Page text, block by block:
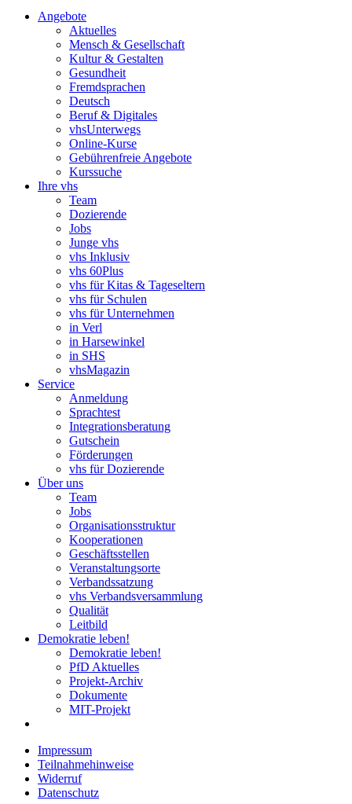
Angebote
Aktuelles
Mensch & Gesellschaft
Kultur & Gestalten
Gesundheit
Fremdsprachen
Deutsch
Beruf & Digitales
vhsUnterwegs
Online-Kurse
Gebührenfreie Angebote
Kurssuche
Ihre vhs
Team
Dozierende
Jobs
Junge vhs
vhs Inklusiv
vhs 60Plus
vhs für Kitas & Tageseltern
vhs für Schulen
vhs für Unternehmen
in Verl
in Harsewinkel
in SHS
vhsMagazin
Service
Anmeldung
Sprachtest
Integrationsberatung
Gutschein
Förderungen
vhs für Dozierende
Über uns
Team
Jobs
Organisationsstruktur
Kooperationen
Geschäftsstellen
Veranstaltungsorte
Verbandssatzung
vhs Verbandsversammlung
Qualität
Leitbild
Demokratie leben!
Demokratie leben!
PfD Aktuelles
Projekt-Archiv
Dokumente
MIT-Projekt
Impressum
Teilnahmehinweise
Widerruf
Datenschutz